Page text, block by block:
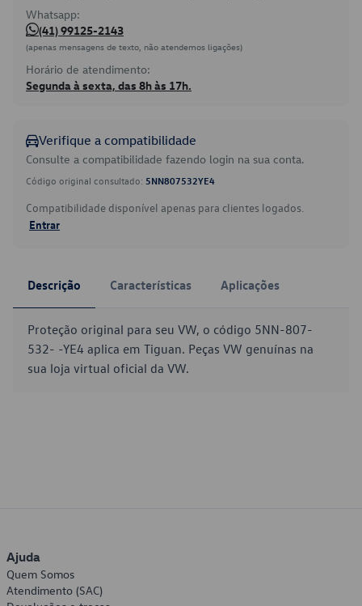
Whatsapp:
(41) 99125-2143
(apenas mensagens de texto, não atendemos ligações)
Horário de atendimento:
Segunda à sexta, das 8h às 17h.
Verifique a compatibilidade
Consulte a compatibilidade fazendo login na sua conta.
Código original consultado: 5NN807532YE4
Compatibilidade disponível apenas para clientes logados.
Entrar
Descrição Características Aplicações
Proteção original para seu VW, o código 5NN-807-
532- -YE4 aplica em Tiguan. Peças VW genuínas na
sua loja virtual oficial da VW.
Ajuda
Quem Somos
Atendimento (SAC)